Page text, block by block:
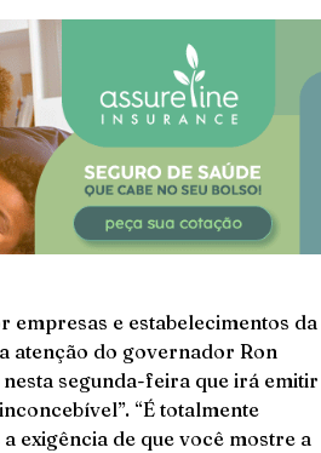
empresas e estabelecimentos da
atenção do governador Ron
segunda-feira que irá emitir
“É totalmente
exigência de que você mostre a